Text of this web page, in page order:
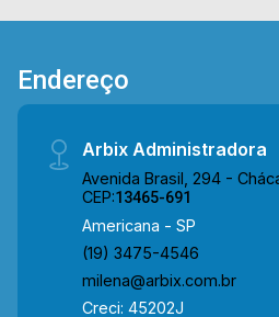
Endereço
Arbix Administradora
Avenida Brasil, 294 -
CEP:13465-691
Americana - SP
(19) 3475-4546
milena@arbix.com.br
Creci: 45202J